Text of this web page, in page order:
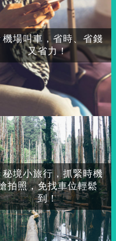
秘境小旅行，抓緊時機
拍照，免找車位輕鬆
到！
機場叫車，省時、省錢
又省力！